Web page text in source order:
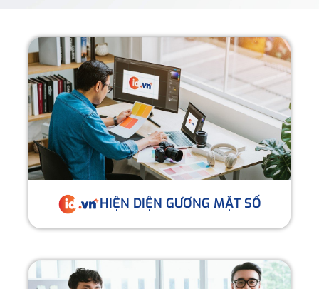
HIỆN DIỆN GƯƠNG MẶT SỐ